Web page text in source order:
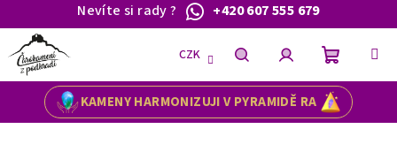
Nevíte si rady? +420 607 555 679
KAMENY HARMONIZUJI V PYRAMIDĚ RA
CZK
HledatPřihlášeníNákupní